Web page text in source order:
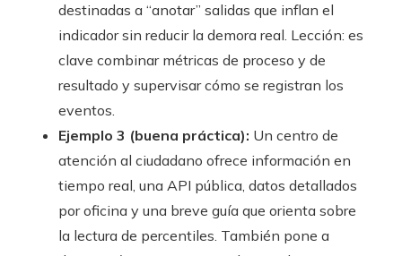
destinadas a “anotar” salidas que inflan el
indicador sin reducir la demora real. Lección: es
clave combinar métricas de proceso y de
resultado y supervisar cómo se registran los
eventos.
Ejemplo 3 (buena práctica): Un centro de
atención al ciudadano ofrece información en
tiempo real, una API pública, datos detallados
por oficina y una breve guía que orienta sobre
la lectura de percentiles. También pone a